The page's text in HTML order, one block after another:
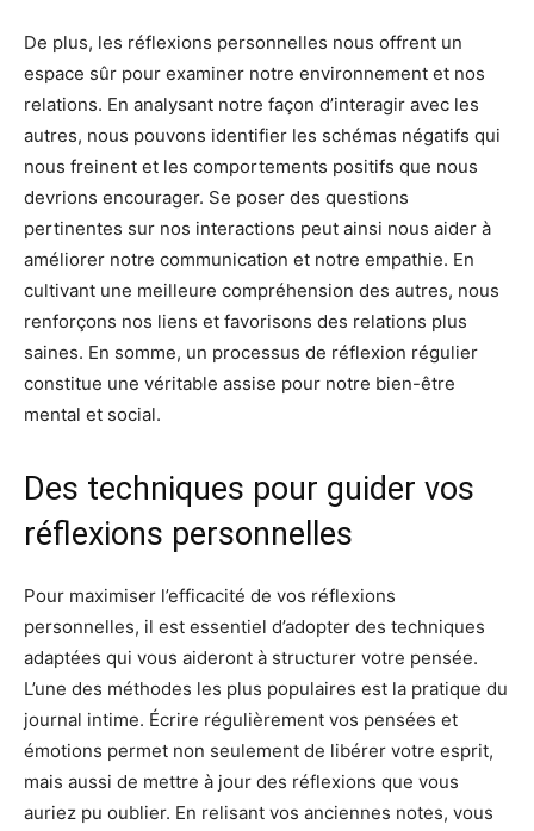
De plus, les réflexions personnelles nous offrent un
espace sûr pour examiner notre environnement et nos
relations. En analysant notre façon d’interagir avec les
autres, nous pouvons identifier les schémas négatifs qui
nous freinent et les comportements positifs que nous
devrions encourager. Se poser des questions
pertinentes sur nos interactions peut ainsi nous aider à
améliorer notre communication et notre empathie. En
cultivant une meilleure compréhension des autres, nous
renforçons nos liens et favorisons des relations plus
saines. En somme, un processus de réflexion régulier
constitue une véritable assise pour notre bien-être
mental et social.
Des techniques pour guider vos
réflexions personnelles
Pour maximiser l’efficacité de vos réflexions
personnelles, il est essentiel d’adopter des techniques
adaptées qui vous aideront à structurer votre pensée.
L’une des méthodes les plus populaires est la pratique du
journal intime. Écrire régulièrement vos pensées et
émotions permet non seulement de libérer votre esprit,
mais aussi de mettre à jour des réflexions que vous
auriez pu oublier. En relisant vos anciennes notes, vous